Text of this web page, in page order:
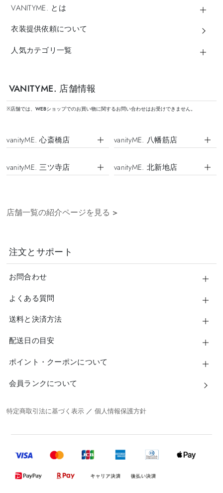
VANITYME. とは
衣装提供依頼について
人気カテゴリ一覧
VANITYME. 店舗情報
※店舗では、WEBショップでのお買い物に関するお問い合わせはお受けできません。
vanityME. 心斎橋店 vanityME. 八幡筋店
vanityME. 三ツ寺店 vanityME. 北新地店
店舗一覧の紹介ページを見る >
注文とサポート
お問合わせ
よくある質問
送料と決済方法
配送日の目安
ポイント・クーポンについて
会員ランクについて
特定商取引法に基づく表示 ／個人情報保護方針